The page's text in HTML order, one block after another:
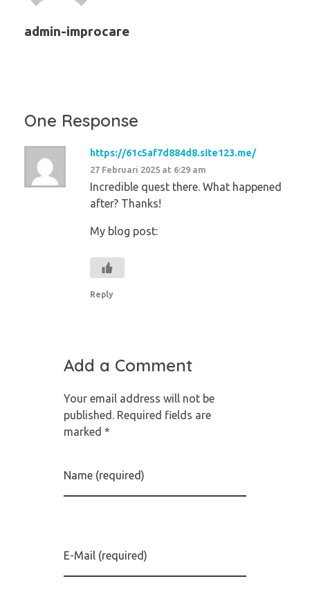
admin-improcare
One Response
https://61c5af7d884d8.site123.me/
27 Februari 2025 at 6:29 am
Incredible quest there. What happened
after? Thanks!
My blog post:
Reply
Add a Comment
Your email address will not be
published. Required fields are
marked *
Name (required)
E-Mail (required)